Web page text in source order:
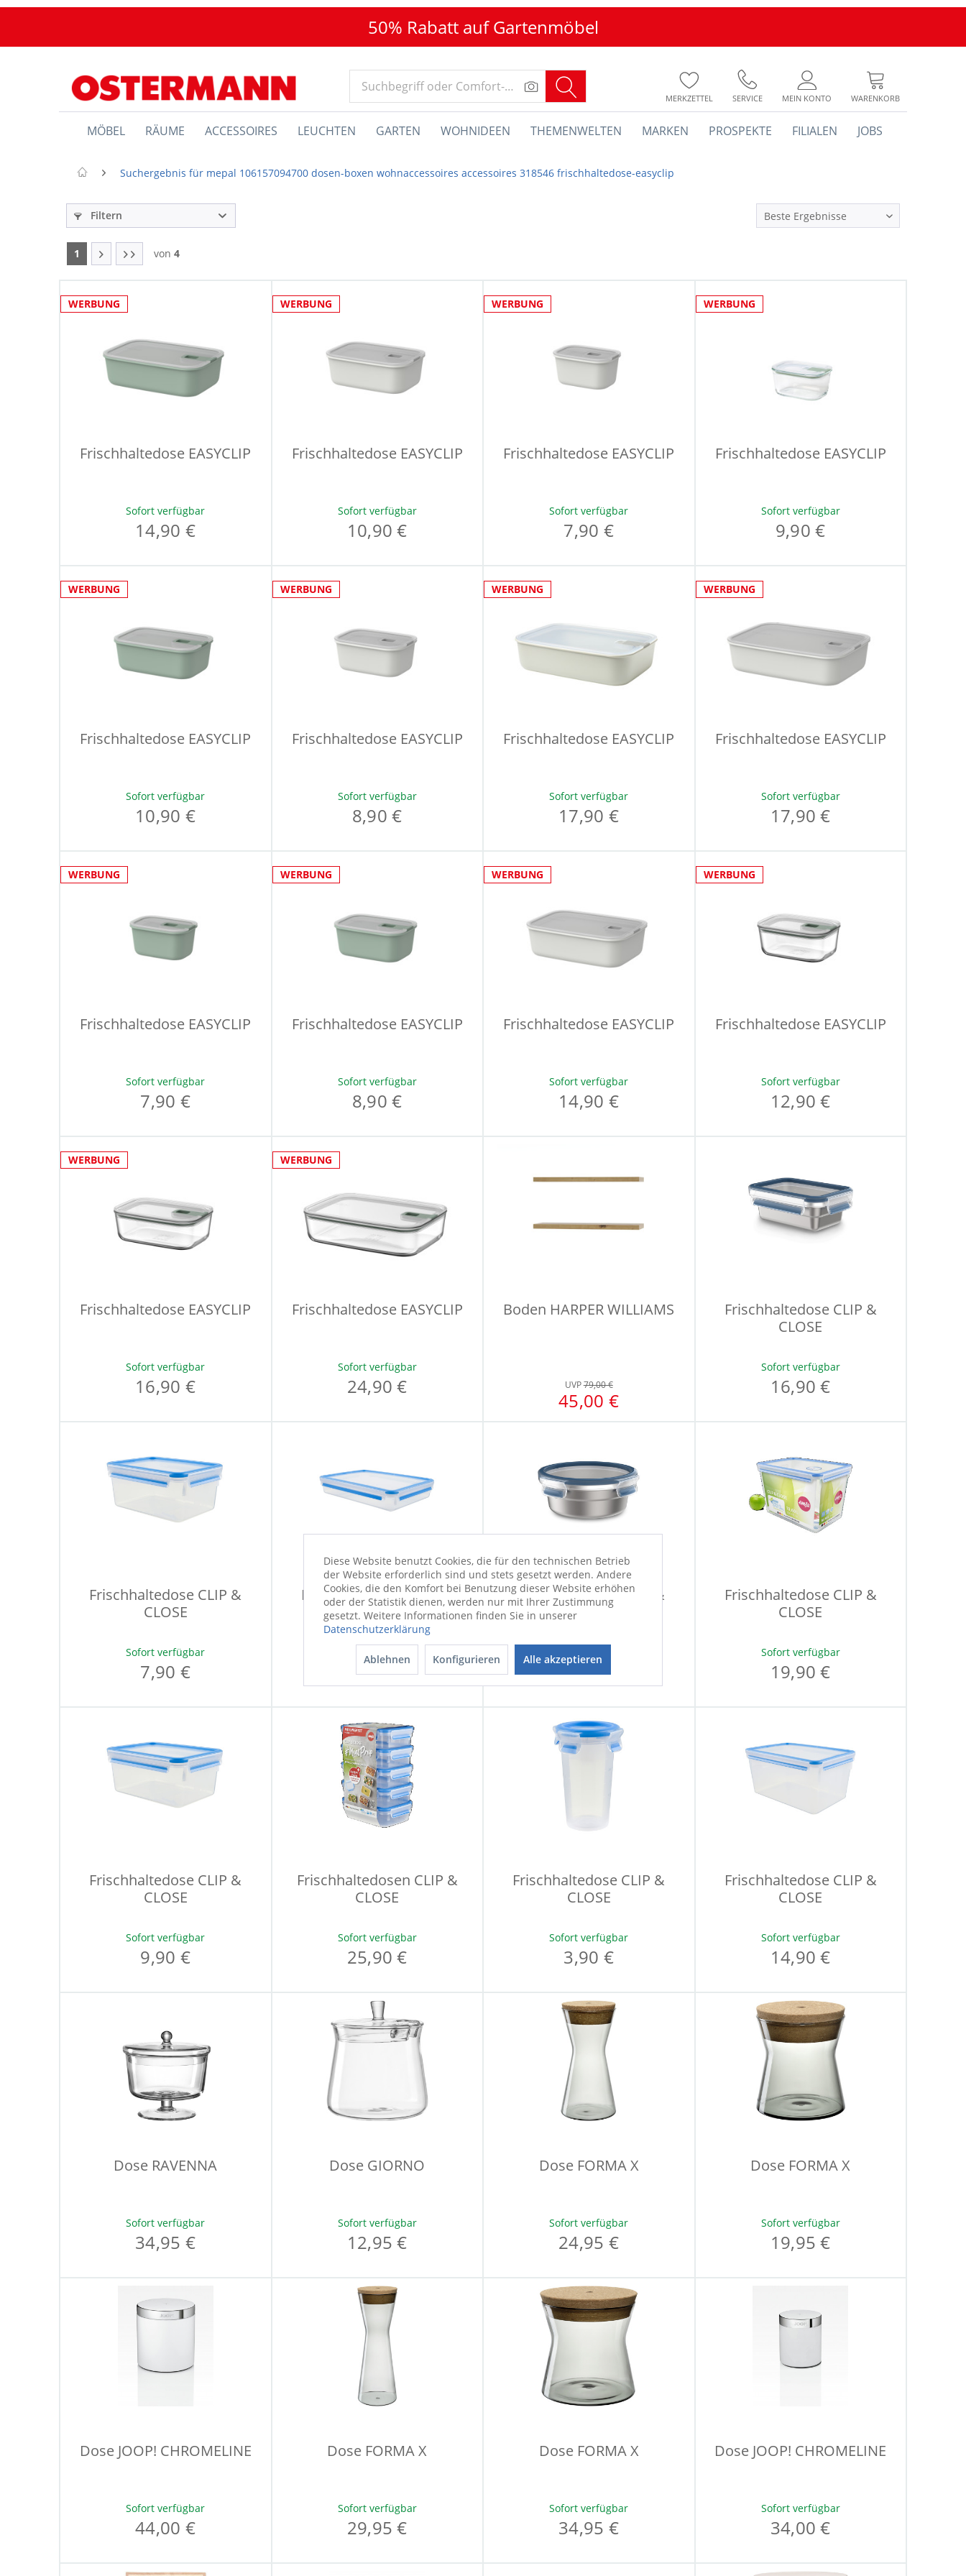
50% Rabatt auf Gartenmöbel
MERKZETTEL SERVICE MEIN KONTO WARENKORB
MÖBEL RÄUME ACCESSOIRES LEUCHTEN GARTEN WOHNIDEEN THEMENWELTEN MARKEN PROSPEKTE FILIALEN JOBS
Suchergebnis für mepal 106157094700 dosen-boxen wohnaccessoires accessoires 318546 frischhaltedose-easyclip
Filtern
1 von 4
WERBUNG
Frischhaltedose EASYCLIP
Sofort verfügbar
14,90 €
WERBUNG
Frischhaltedose EASYCLIP
Sofort verfügbar
10,90 €
WERBUNG
Frischhaltedose EASYCLIP
Sofort verfügbar
7,90 €
WERBUNG
Frischhaltedose EASYCLIP
Sofort verfügbar
9,90 €
WERBUNG
Frischhaltedose EASYCLIP
Sofort verfügbar
10,90 €
WERBUNG
Frischhaltedose EASYCLIP
Sofort verfügbar
8,90 €
WERBUNG
Frischhaltedose EASYCLIP
Sofort verfügbar
17,90 €
WERBUNG
Frischhaltedose EASYCLIP
Sofort verfügbar
17,90 €
WERBUNG
Frischhaltedose EASYCLIP
Sofort verfügbar
7,90 €
WERBUNG
Frischhaltedose EASYCLIP
Sofort verfügbar
8,90 €
WERBUNG
Frischhaltedose EASYCLIP
Sofort verfügbar
14,90 €
WERBUNG
Frischhaltedose EASYCLIP
Sofort verfügbar
12,90 €
WERBUNG
Frischhaltedose EASYCLIP
Sofort verfügbar
16,90 €
WERBUNG
Frischhaltedose EASYCLIP
Sofort verfügbar
24,90 €
Boden HARPER WILLIAMS
UVP79,00 €
45,00 €
Frischhaltedose CLIP &
CLOSE
Sofort verfügbar
16,90 €
Frischhaltedose CLIP &
CLOSE
Sofort verfügbar
7,90 €
Frischhaltedose CLIP &
CLOSE
Sofort verfügbar
7,90 €
Frischhaltedose CLIP &
CLOSE
Sofort verfügbar
19,90 €
Frischhaltedose CLIP &
CLOSE
Sofort verfügbar
19,90 €
Frischhaltedose CLIP &
CLOSE
Sofort verfügbar
9,90 €
Frischhaltedosen CLIP &
CLOSE
Sofort verfügbar
25,90 €
Frischhaltedose CLIP &
CLOSE
Sofort verfügbar
3,90 €
Frischhaltedose CLIP &
CLOSE
Sofort verfügbar
14,90 €
Dose RAVENNA
Sofort verfügbar
34,95 €
Dose GIORNO
Sofort verfügbar
12,95 €
Dose FORMA X
Sofort verfügbar
24,95 €
Dose FORMA X
Sofort verfügbar
19,95 €
Dose JOOP! CHROMELINE
Sofort verfügbar
44,00 €
Dose FORMA X
Sofort verfügbar
29,95 €
Dose FORMA X
Sofort verfügbar
34,95 €
Dose JOOP! CHROMELINE
Sofort verfügbar
34,00 €
Diese Website benutzt Cookies, die für den technischen Betrieb
der Website erforderlich sind und stets gesetzt werden. Andere
Cookies, die den Komfort bei Benutzung dieser Website erhöhen
oder der Statistik dienen, werden nur mit Ihrer Zustimmung
gesetzt. Weitere Informationen finden Sie in unserer
Datenschutzerklärung
Ablehnen Konfigurieren Alle akzeptieren